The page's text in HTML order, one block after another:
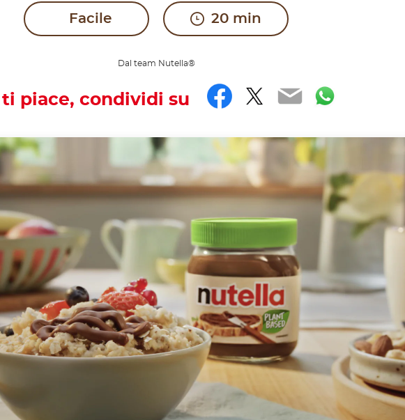
Facile 20 min
Dal team Nutella®
ti piace, condividi su Facebook
Twitter
Email